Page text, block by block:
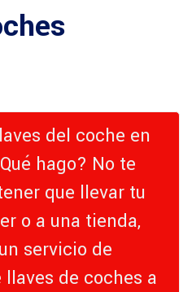
del coche en
hago? No te
que llevar tu
o a una tienda,
servicio de
de coches a